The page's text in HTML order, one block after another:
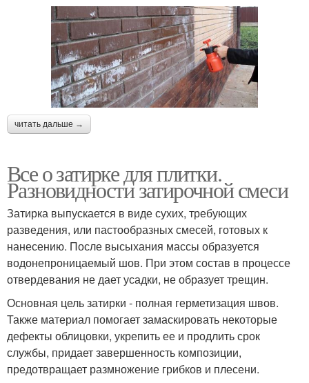
читать дальше →
Все о затирке для плитки.
Разновидности затирочной смеси
Затирка выпускается в виде сухих, требующих
разведения, или пастообразных смесей, готовых к
нанесению. После высыхания массы образуется
водонепроницаемый шов. При этом состав в процессе
отвердевания не дает усадки, не образует трещин.
Основная цель затирки - полная герметизация швов.
Также материал помогает замаскировать некоторые
дефекты облицовки, укрепить ее и продлить срок
службы, придает завершенность композиции,
предотвращает размножение грибков и плесени.